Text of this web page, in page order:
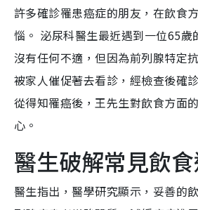
許多確診罹患癌症的朋友，在飲食
惱。 泌尿科醫生最近遇到一位65歲
沒有任何不適，但因為前列腺特定
被家人催促著去看診，經檢查後確
從得知罹癌後，王先生對飲食方面
心。
醫生破解常見飲
醫生指出，醫學研究顯示，妥善的